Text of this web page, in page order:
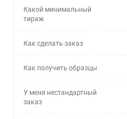
Какой минимальный
тираж
Как сделать заказ
Как получить образцы
У меня нестандартный
заказ